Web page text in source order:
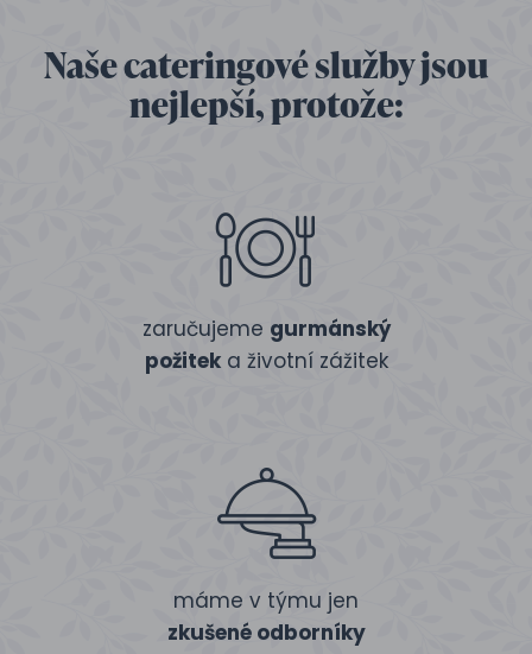
Naše cateringové služby jsou
nejlepší, protože:
zaručujeme gurmánský
požiteka životní zážitek
máme v týmu jen
zkušené odborníky